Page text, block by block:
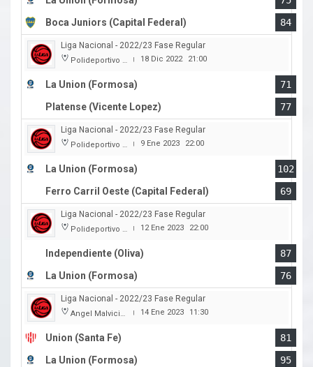
Boca Juniors (Capital Federal)
84
Liga Nacional - 2022/23 Fase Regular
Polideportivo Cincuentenario | 18 Dic 2022 21:00
La Union (Formosa)
71
Platense (Vicente Lopez)
77
Liga Nacional - 2022/23 Fase Regular
Polideportivo Cincuentenario | 9 Ene 2023 22:00
La Union (Formosa)
102
Ferro Carril Oeste (Capital Federal)
69
Liga Nacional - 2022/23 Fase Regular
Polideportivo Independiente | 12 Ene 2023 22:00
Independiente (Oliva)
87
La Union (Formosa)
76
Liga Nacional - 2022/23 Fase Regular
Angel Malvicino | 14 Ene 2023 11:30
Union (Santa Fe)
81
La Union (Formosa)
95